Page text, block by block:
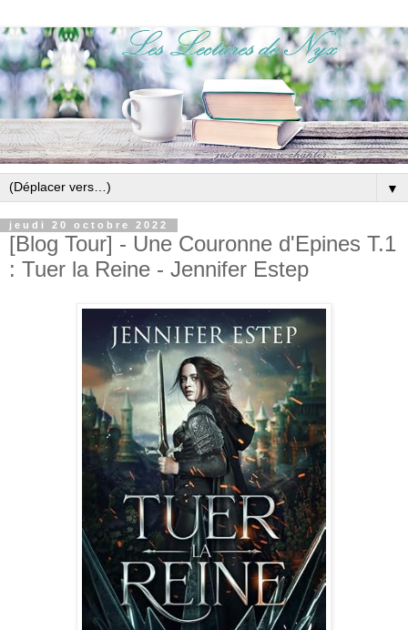
▼
jeudi 20 octobre 2022
[Blog Tour] - Une Couronne d'Epines T.1
: Tuer la Reine - Jennifer Estep